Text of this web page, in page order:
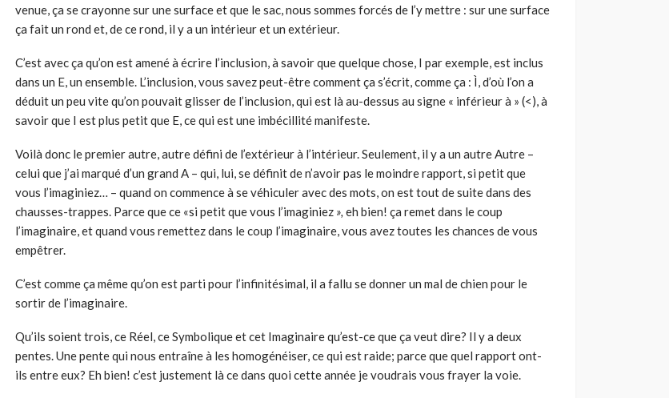
venue, ça se crayonne sur une surface et que le sac, nous sommes forcés de l’y mettre : sur une surface
ça fait un rond et, de ce rond, il y a un intérieur et un extérieur.
C’est avec ça qu’on est amené à écrire l’inclusion, à savoir que quelque chose, I par exemple, est inclus
dans un E, un ensemble. L’inclusion, vous savez peut-être comment ça s’écrit, comme ça : Ì, d’où l’on a
déduit un peu vite qu’on pouvait glisser de l’inclusion, qui est là au-dessus au signe « inférieur à » (<),à
savoir que I est plus petit que E, ce qui est une imbécillité manifeste.
Voilà donc le premier autre, autre défini de l’extérieur à l’intérieur. Seulement, il y a un autre Autre –
celui que j’ai marqué d’un grand A – qui, lui, se définit de n’avoir pas le moindre rapport, si petit que
vous l’imaginiez… – quand on commence à se véhiculer avec des mots, on est tout de suite dans des
chausses-trappes. Parce que ce «si petit que vous l’imaginiez », eh bien! ça remet dans le coup
l’imaginaire, et quand vous remettez dans le coup l’imaginaire, vous avez toutes les chances de vous
empêtrer.
C’est comme ça même qu’on est parti pour l’infinitésimal, il a fallu se donner un mal de chien pour le
sortir de l’imaginaire.
Qu’ils soient trois, ce Réel, ce Symbolique et cet Imaginaire qu’est-ce que ça veut dire? Il y a deux
pentes. Une pente qui nous entraîne à les homogénéiser, ce qui est raide; parce que quel rapport ont-
ils entre eux? Eh bien! c’est justement là ce dans quoi cette année je voudrais vous frayer la voie.